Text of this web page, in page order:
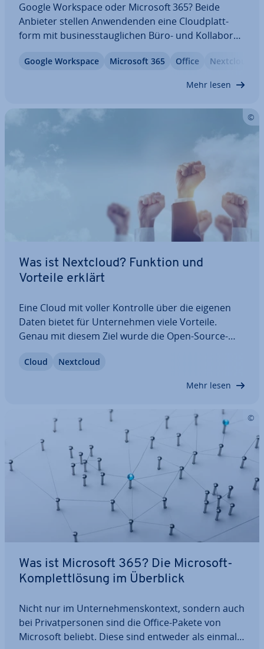
Google Workspace oder Microsoft 365? Beide
Anbieter stellen An­wen­den­den eine Cloud­platt­
form mit busi­ness­taug­li­chen Büro- und Kol­la­bo­ra­
ist ver­gleich­bar. Un­ter­neh­men, die Ar­beits­pro­zes­
Google Workspace Microsoft 365 Office Nextcloud
Mehr lesen
Was ist Nextcloud? Funktion und
Vorteile erklärt
Eine Cloud mit voller Kontrolle über die eigenen
Daten bietet für Un­ter­neh­men viele Vorteile.
Genau mit diesem Ziel wurde die Open-Source-
bietet alle hilf­rei­chen Funk­tio­nen für die eigene
Cloud Nextcloud
Mehr lesen
Was ist Microsoft 365? Die Microsoft-
Kom­plett­lö­sung im Überblick
Nicht nur im Un­ter­neh­mens­kon­text, sondern auch
bei Pri­vat­per­so­nen sind die Office-Pakete von
Microsoft beliebt. Diese sind entweder als ein­ma­li­